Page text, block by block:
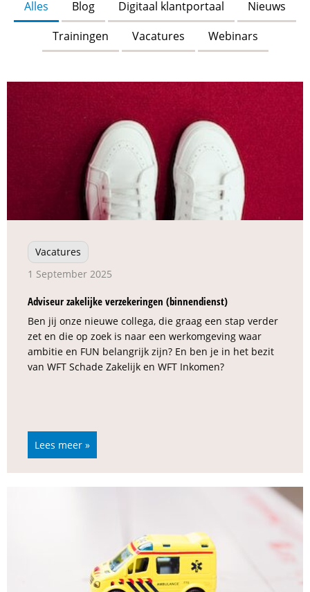
Alles Blog Digitaal klantportaal
Nieuws
Trainingen
Vacatures Webinars
Vacatures
1 September 2025
Adviseur zakelijke verzekeringen (binnendienst)
Ben jij onze nieuwe collega, die graag een stap verder
zet en die op zoek is naar een werkomgeving waar
ambitie en FUN belangrijk zijn? En ben je in het bezit
van WFT Schade Zakelijk en WFT Inkomen?
Lees meer »